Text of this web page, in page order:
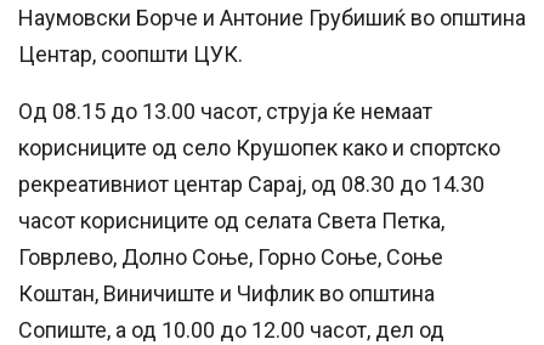
Наумовски Борче и Антоние Грубишиќ во општина
Центар, соопшти ЦУК.
Од 08.15 до 13.00 часот, струја ќе немаат
корисниците од село Крушопек како и спортско
рекреативниот центар Сарај, од 08.30 до 14.30
часот корисниците од селата Света Петка,
Говрлево, Долно Соње, Горно Соње, Соње
Коштан, Виничиште и Чифлик во општина
Сопиште, а од 10.00 до 12.00 часот, дел од